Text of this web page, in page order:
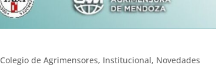
Colegio de Agrimensores, Institucional, Novedades